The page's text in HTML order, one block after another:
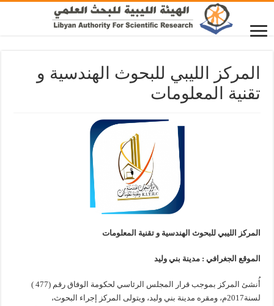
المركز الليبي للبحوث الهندسية و
تقنية المعلومات
المركز الليبي للبحوث الهندسية و تقنية المعلومات
الموقع الجغرافي : مدينة بني وليد
أُنشئ المركز بموجب قرار المجلس الرئاسي لحكومة الوفاق رقم (477 )
لسنة2017م، ومقره مدينة بني وليد، ويتولى المركز إجراء البحوث،